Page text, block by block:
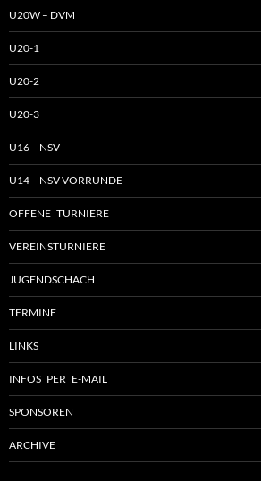
U20W – DVM
U20-1
U20-2
U20-3
U16 – NSV
U14 – NSV VORRUNDE
OFFENE TURNIERE
VEREINSTURNIERE
JUGENDSCHACH
TERMINE
LINKS
INFOS PER E-MAIL
SPONSOREN
ARCHIVE